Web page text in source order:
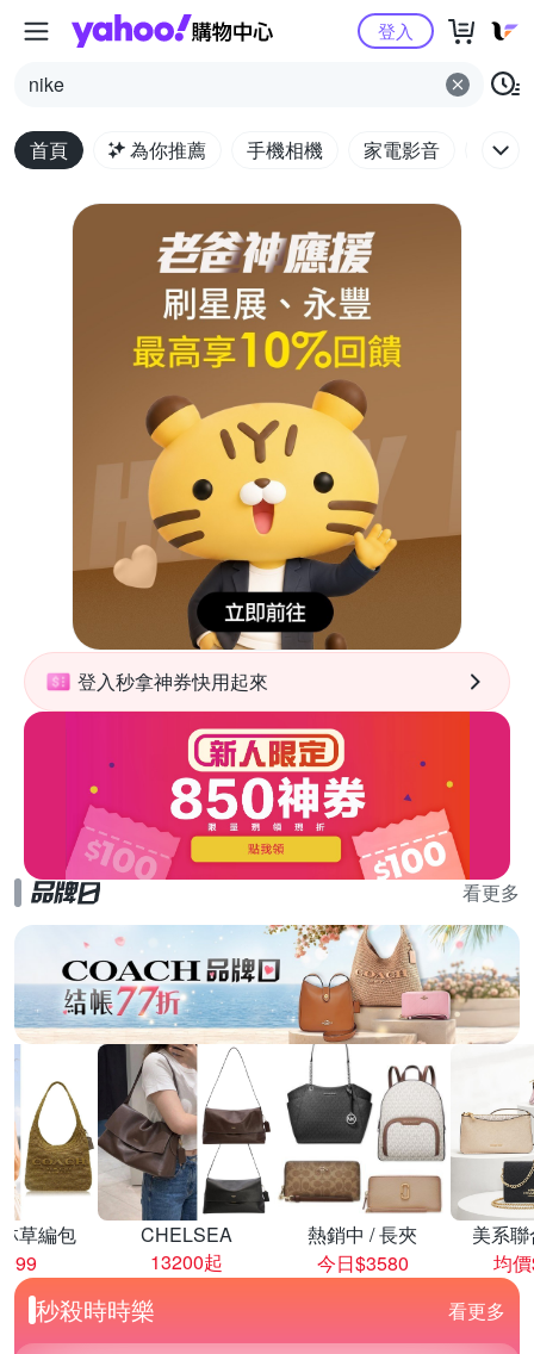
Yahoo購物中心
nike
登入
首頁 為你推薦 手機相機 家電影音 電腦
登入秒拿神券快用起來
看更多
草編包
CHELSEA
13200起
熱銷中 / 長夾
今日$3580
美系
均
秒殺時時樂 看更多